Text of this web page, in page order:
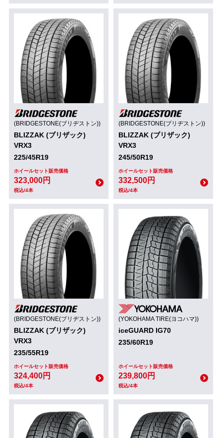
(BRIDGESTONE(ブリヂストン))
BLIZZAK (ブリザック)
VRX3
225/45R19
ホイールセット販売価格
323,000円
税込/4本
(BRIDGESTONE(ブリヂストン))
BLIZZAK (ブリザック)
VRX3
245/50R19
ホイールセット販売価格
332,500円
税込/4本
(BRIDGESTONE(ブリヂストン))
BLIZZAK (ブリザック)
VRX3
235/55R19
ホイールセット販売価格
324,400円
税込/4本
(YOKOHAMA TIRE(ヨコハマ))
iceGUARD IG70
235/60R19
ホイールセット販売価格
239,800円
税込/4本